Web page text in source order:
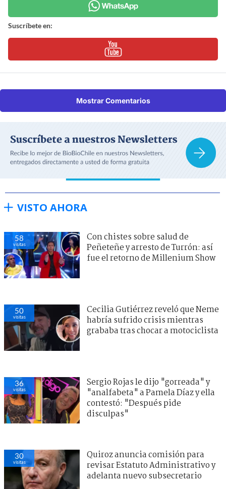
Suscríbete en:
Mostrar Comentarios
VISTO AHORA
58
visitas
Con chistes sobre salud de
Peñeteñe y arresto de Turrón: así
fue el retorno de Millenium Show
50
visitas
Cecilia Gutiérrez reveló que Neme
habría sufrido crisis mientras
grababa tras chocar a motociclista
36
visitas
Sergio Rojas le dijo "gorreada" y
"analfabeta" a Pamela Díaz y ella
contestó: "Después pide
disculpas"
30
visitas
Quiroz anuncia comisión para
revisar Estatuto Administrativo y
adelanta nuevo subsecretario